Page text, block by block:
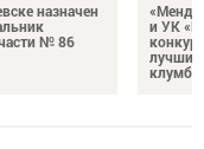
назначен
№ 86
и УК
лучший
клумбу